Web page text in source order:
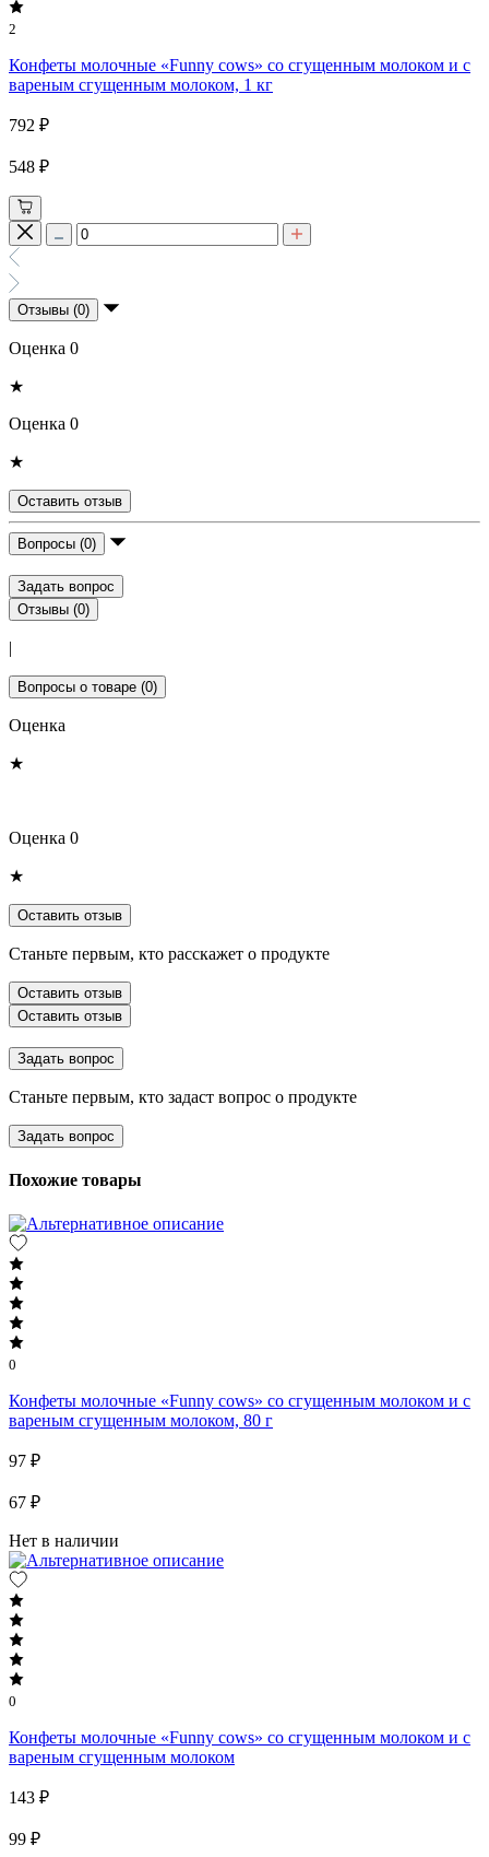
2
Конфеты молочные «Funny cows» со сгущенным молоком и с
вареным сгущенным молоком, 1 кг
792 ₽
548 ₽
Отзывы (0)
Оценка 0
★
Оценка 0
★
Оставить отзыв
Вопросы (0)
Задать вопрос
Отзывы (0)
|
Вопросы о товаре (0)
Оценка
★
Оценка 0
★
Оставить отзыв
Станьте первым, кто расскажет о продукте
Оставить отзыв
Оставить отзыв
Задать вопрос
Станьте первым, кто задаст вопрос о продукте
Задать вопрос
Похожие товары
0
Конфеты молочные «Funny cows» со сгущенным молоком и с
вареным сгущенным молоком, 80 г
97 ₽
67 ₽
Нет в наличии
0
Конфеты молочные «Funny cows» со сгущенным молоком и с
вареным сгущенным молоком
143 ₽
99 ₽